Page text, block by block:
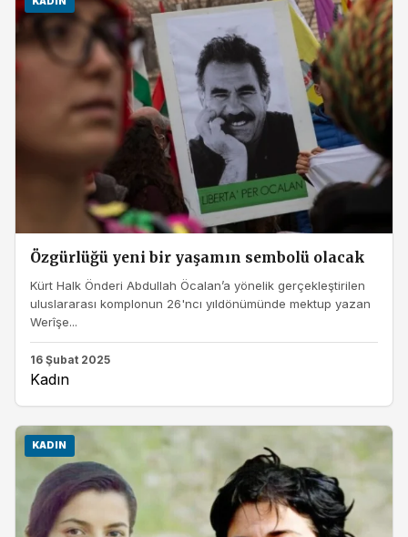
Özgürlüğü yeni bir yaşamın sembolü olacak
Kürt Halk Önderi Abdullah Öcalan’a yönelik gerçekleştirilen
uluslararası komplonun 26'ncı yıldönümünde mektup yazan
Werîşe...
16 Şubat 2025
Kadın
KADIN